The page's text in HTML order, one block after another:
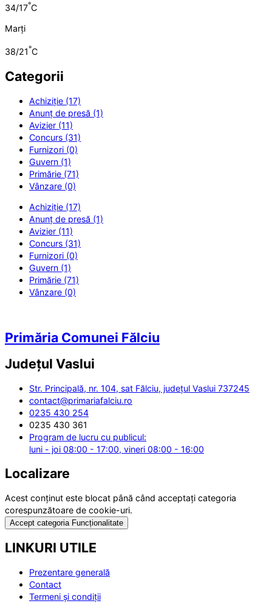
34/17°C
Marți
38/21°C
Categorii
Achiziție (17)
Anunț de presă (1)
Avizier (11)
Concurs (31)
Furnizori (0)
Guvern (1)
Primărie (71)
Vânzare (0)
Achiziție (17)
Anunț de presă (1)
Avizier (11)
Concurs (31)
Furnizori (0)
Guvern (1)
Primărie (71)
Vânzare (0)
Primăria Comunei Fălciu
Județul Vaslui
Str. Principală, nr. 104, sat Fălciu, județul Vaslui 737245
contact@primariafalciu.ro
0235 430 254
0235 430 361
Program de lucru cu publicul:
luni - joi 08:00 - 17:00, vineri 08:00 - 16:00
Localizare
Acest conținut este blocat până când acceptați categoria
corespunzătoare de cookie-uri.
Accept categoria Funcționalitate
LINKURI UTILE
Prezentare generală
Contact
Termeni și condiții